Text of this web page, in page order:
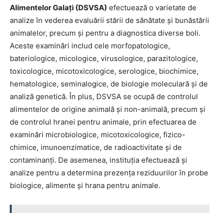
Alimentelor Galați (DSVSA) efectuează o varietate de
analize în vederea evaluării stării de sănătate și bunăstării
animalelor, precum și pentru a diagnostica diverse boli.
Aceste examinări includ cele morfopatologice,
bateriologice, micologice, virusologice, parazitologice,
toxicologice, micotoxicologice, serologice, biochimice,
hematologice, seminalogice, de biologie moleculară și de
analiză genetică. În plus, DSVSA se ocupă de controlul
alimentelor de origine animală și non-animală, precum și
de controlul hranei pentru animale, prin efectuarea de
examinări microbiologice, micotoxicologice, fizico-
chimice, imunoenzimatice, de radioactivitate și de
contaminanți. De asemenea, instituția efectuează și
analize pentru a determina prezența reziduurilor în probe
biologice, alimente și hrana pentru animale.